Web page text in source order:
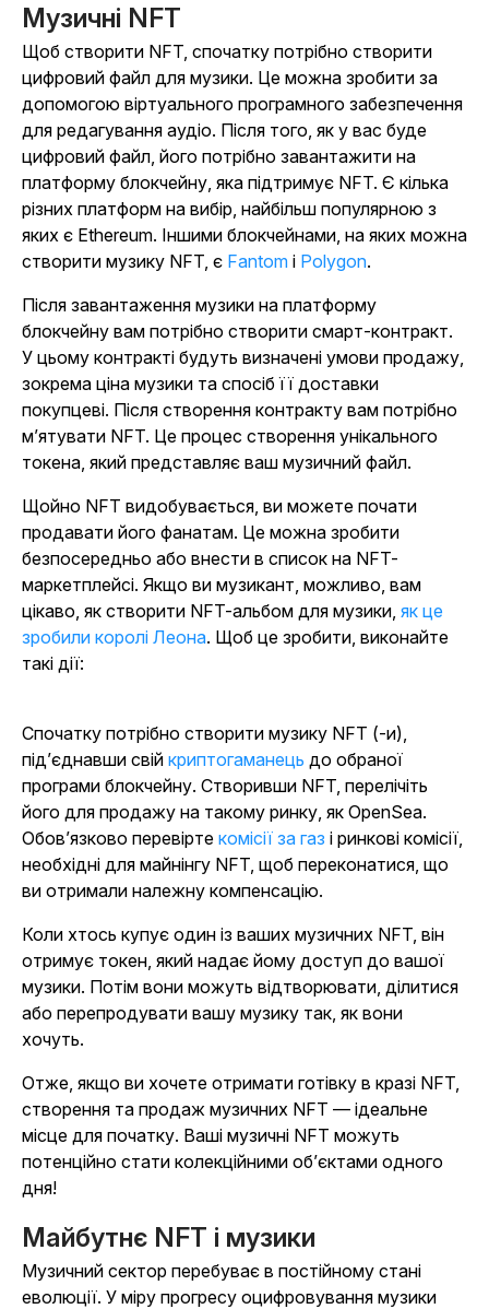
Музичні NFT
Щоб створити NFT, спочатку потрібно створити
цифровий файл для музики. Це можна зробити за
допомогою віртуального програмного забезпечення
для редагування аудіо. Після того, як у вас буде
цифровий файл, його потрібно завантажити на
платформу блокчейну, яка підтримує NFT. Є кілька
різних платформ на вибір, найбільш популярною з
яких є Ethereum. Іншими блокчейнами, на яких можна
створити музику NFT, є Fantom і Polygon.
Після завантаження музики на платформу
блокчейну вам потрібно створити смарт-контракт.
У цьому контракті будуть визначені умови продажу,
зокрема ціна музики та спосіб її доставки
покупцеві. Після створення контракту вам потрібно
м’ятувати NFT. Це процес створення унікального
токена, який представляє ваш музичний файл.
Щойно NFT видобувається, ви можете почати
продавати його фанатам. Це можна зробити
безпосередньо або внести в список на NFT-
маркетплейсі. Якщо ви музикант, можливо, вам
цікаво, як створити NFT-альбом для музики, як це
зробили королі Леона. Щоб це зробити, виконайте
такі дії:
Спочатку потрібно створити музику NFT (-и),
під’єднавши свій криптогаманець до обраної
програми блокчейну. Створивши NFT, перелічіть
його для продажу на такому ринку, як OpenSea.
Обов’язково перевірте комісії за газ і ринкові комісії,
необхідні для майнінгу NFT, щоб переконатися, що
ви отримали належну компенсацію.
Коли хтось купує один із ваших музичних NFT, він
отримує токен, який надає йому доступ до вашої
музики. Потім вони можуть відтворювати, ділитися
або перепродувати вашу музику так, як вони
хочуть.
Отже, якщо ви хочете отримати готівку в кразі NFT,
створення та продаж музичних NFT — ідеальне
місце для початку. Ваші музичні NFT можуть
потенційно стати колекційними об’єктами одного
дня!
Майбутнє NFT і музики
Музичний сектор перебуває в постійному стані
еволюції. У міру прогресу оцифровування музики